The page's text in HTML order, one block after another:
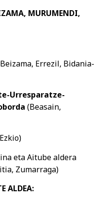
MURUMENDI,
Errezil, Bidania-
Urresparatze-
(Beasain,
eta Aitube aldera
Zumarraga)
ALDEA: